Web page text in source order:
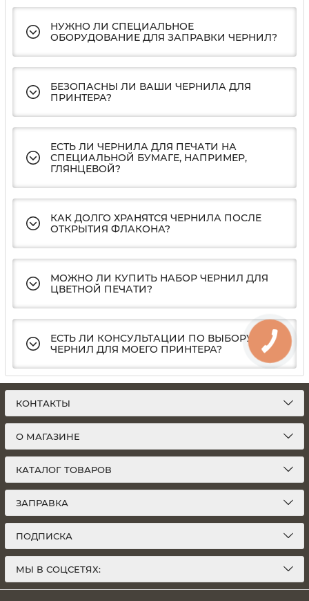
НУЖНО ЛИ СПЕЦИАЛЬНОЕ
ОБОРУДОВАНИЕ ДЛЯ ЗАПРАВКИ ЧЕРНИЛ?
БЕЗОПАСНЫ ЛИ ВАШИ ЧЕРНИЛА ДЛЯ
ПРИНТЕРА?
ЕСТЬ ЛИ ЧЕРНИЛА ДЛЯ ПЕЧАТИ НА
СПЕЦИАЛЬНОЙ БУМАГЕ, НАПРИМЕР,
ГЛЯНЦЕВОЙ?
КАК ДОЛГО ХРАНЯТСЯ ЧЕРНИЛА ПОСЛЕ
ОТКРЫТИЯ ФЛАКОНА?
МОЖНО ЛИ КУПИТЬ НАБОР ЧЕРНИЛ ДЛЯ
ЦВЕТНОЙ ПЕЧАТИ?
ЕСТЬ ЛИ КОНСУЛЬТАЦИИ ПО ВЫБОРУ
ЧЕРНИЛ ДЛЯ МОЕГО ПРИНТЕРА?
КОНТАКТЫ
О МАГАЗИНЕ
КАТАЛОГ ТОВАРОВ
ЗАПРАВКА
ПОДПИСКА
МЫ В СОЦСЕТЯХ: